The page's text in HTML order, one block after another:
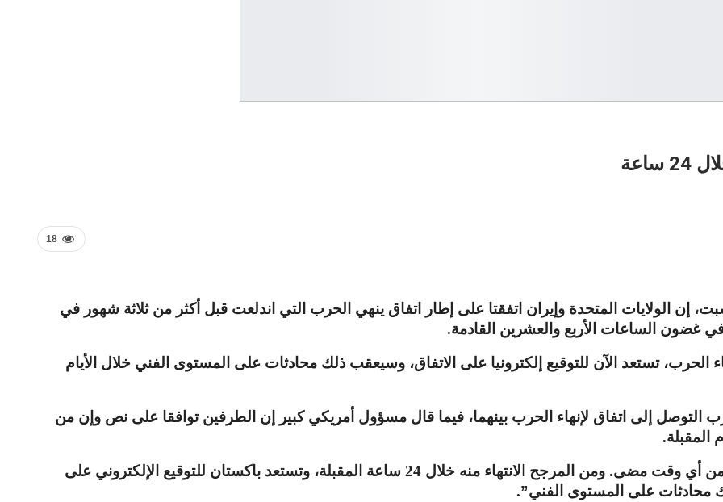
18
إن الولايات المتحدة وإيران اتفقتا على إطار اتفاق ينهي الحرب التي اندلعت قبل أكثر من ثلاثة شهور في
غضون الساعات الأربع والعشرين القادمة.
تستعد الآن للتوقيع إلكترونيا على الاتفاق، وسيعقب ذلك محادثات على المستوى الفني خلال الأيام
التوصل إلى اتفاق لإنهاء الحرب بينهما، فيما قال مسؤول أمريكي كبير إن الطرفين توافقا على نص وإن من
المقبلة.
من أي وقت مضى. ومن المرجح الانتهاء منه خلال 24 ساعة المقبلة، وتستعد باكستان للتوقيع الإلكتروني على
محادثات على المستوى الفني”.